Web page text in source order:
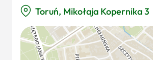
Toruń, Mikołaja Kopernika 3